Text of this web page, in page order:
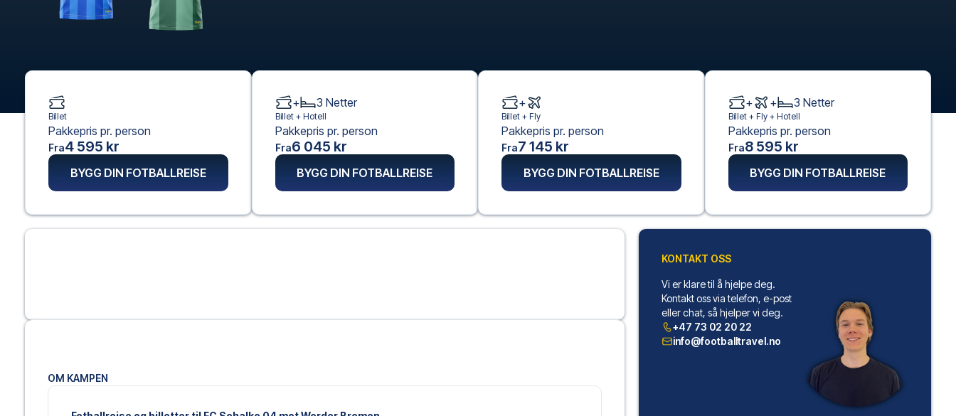
OM KAMPEN
Billet
Pakkepris pr. person
Fra4 595 kr
BYGG DIN FOTBALLREISE
+ 3 Netter
Billet + Hotell
Pakkepris pr. person
Fra6 045 kr
BYGG DIN FOTBALLREISE
+
Billet + Fly
Pakkepris pr. person
Fra7 145 kr
BYGG DIN FOTBALLREISE
+ + 3 Netter
Billet + Fly+ Hotell
Pakkepris pr. person
Fra8 595 kr
BYGG DIN FOTBALLREISE
KONTAKT OSS
Vi er klare til å hjelpe deg.
Kontakt oss via telefon, e-post
eller chat, så hjelper vi deg.
+47 73 02 20 22
info@footballtravel.no